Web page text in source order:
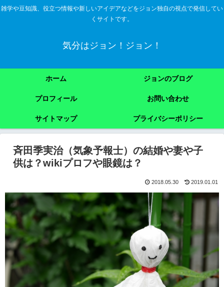
雑学や豆知識、役立つ情報や新しいアイデアなどをジョン独自の視点で発信してい
くサイトです。
気分はジョン！ジョン！
ホーム ジョンのブログ
プロフィール お問い合わせ
サイトマップ プライバシーポリシー
斉田季実治（気象予報士）の結婚や妻や子
供は？wikiプロフや眼鏡は？
2018.05.30 2019.01.01